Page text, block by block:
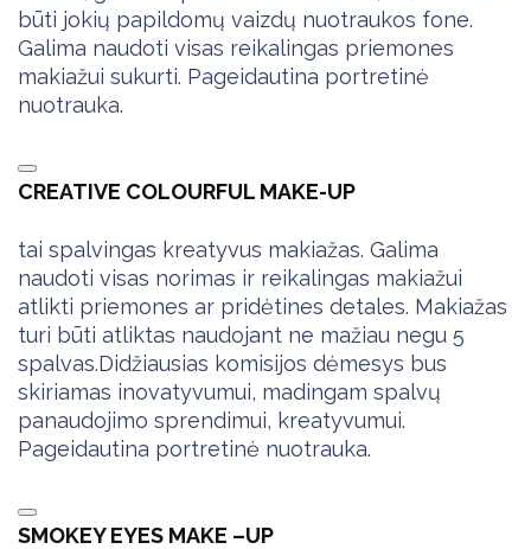
būti jokių papildomų vaizdų nuotraukos fone.
Galima naudoti visas reikalingas priemones
makiažui sukurti. Pageidautina portretinė
nuotrauka.
CREATIVE COLOURFUL MAKE-UP
tai spalvingas kreatyvus makiažas. Galima
naudoti visas norimas ir reikalingas makiažui
atlikti priemones ar pridėtines detales. Makiažas
turi būti atliktas naudojant ne mažiau negu 5
spalvas.Didžiausias komisijos dėmesys bus
skiriamas inovatyvumui, madingam spalvų
panaudojimo sprendimui, kreatyvumui.
Pageidautina portretinė nuotrauka.
SMOKEY EYES MAKE –UP